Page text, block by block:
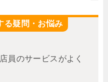
る疑問・お悩み
員のサービスがよく